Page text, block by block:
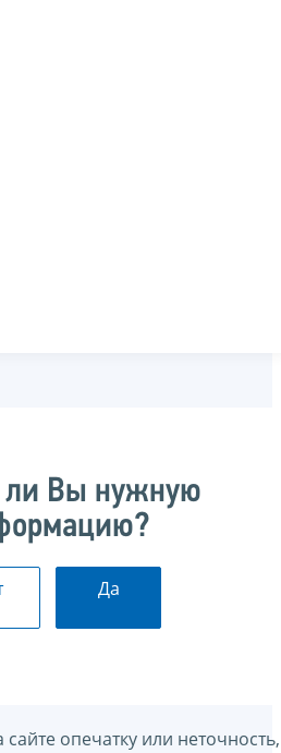
Вы нужную
Да
опечатку или неточность,